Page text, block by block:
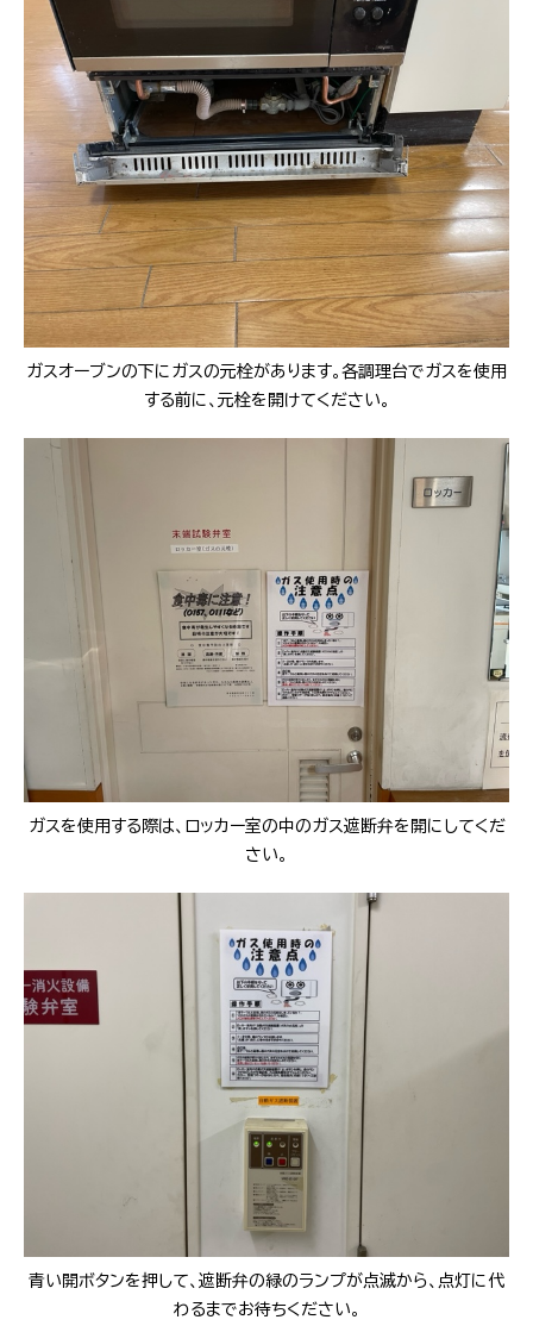
ガスオーブンの下にガスの元栓があります。各調理台でガスを使用
する前に、元栓を開けてください。
ガスを使用する際は、ロッカー室の中のガス遮断弁を開にしてくだ
さい。
青い開ボタンを押して、遮断弁の緑のランプが点滅から、点灯に代
わるまでお待ちください。